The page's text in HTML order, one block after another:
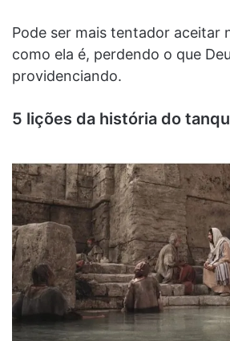
Pode ser mais tentador aceitar
como ela é, perdendo o que
providenciando.
5 lições da história do